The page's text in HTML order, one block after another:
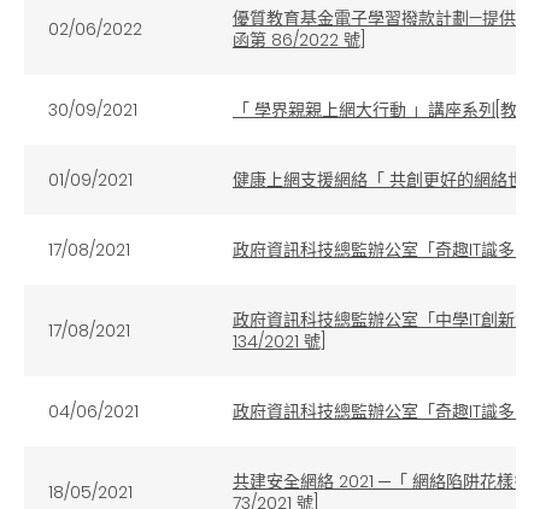
02/06/2022
優質教育基金電子學習撥款計劃—提供
函第 86/2022 號]
30/09/2021 「 學界親親上網大行動 」講座系列[教
01/09/2021 健康上網支援網絡「 共創更好的網絡世
17/08/2021 政府資訊科技總監辦公室「奇趣IT識多
17/08/2021
政府資訊科技總監辦公室「中學IT創新
134/2021 號]
04/06/2021 政府資訊科技總監辦公室「奇趣IT識多
18/05/2021
共建安全網絡 2021 ─「 網絡陷阱花樣
73/2021 號]